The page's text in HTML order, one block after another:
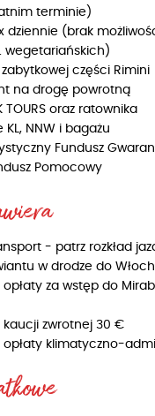
terminie)
dziennie (brak
wegetariańskich)
części Rimini
na drogę powrotną
oraz ratownika
NNW i bagażu
Fundusz
Pomocowy
- patrz rozkład
w drodze do Włoch
za wstęp do
zwrotnej 30 €
klimatyczno-